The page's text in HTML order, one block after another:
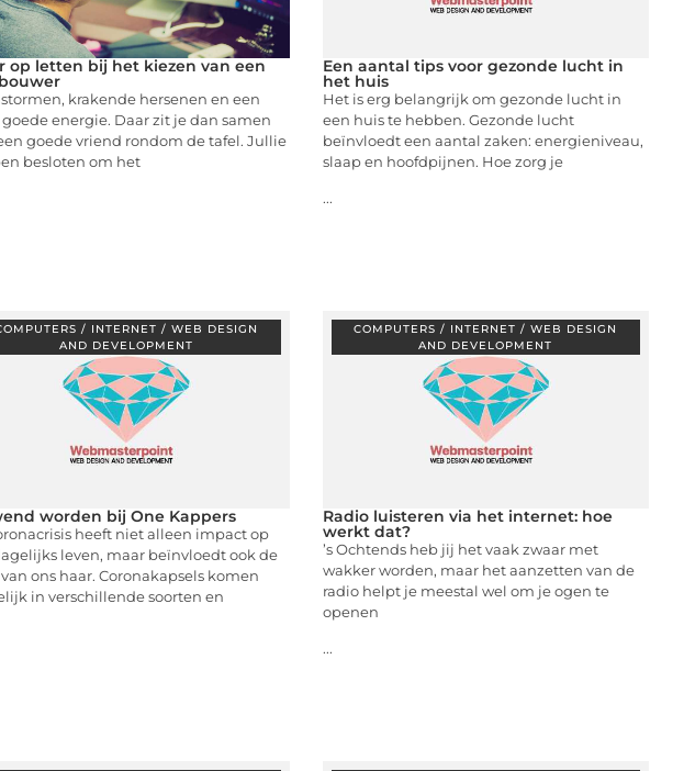
op letten bij het kiezen van een
krakende hersenen en een
goede energie. Daar zit je dan samen
goede vriend rondom de tafel. Jullie
besloten om het
Een aantal tips voor gezonde lucht in
het huis
Het is erg belangrijk om gezonde lucht in
een huis te hebben. Gezonde lucht
beïnvloedt een aantal zaken: energieniveau,
slaap en hoofdpijnen. Hoe zorg je
...
/ INTERNET / WEB DESIGN
AND DEVELOPMENT
worden bij One Kappers
heeft niet alleen impact op
leven, maar beïnvloedt ook de
ons haar. Coronakapsels komen
in verschillende soorten en
COMPUTERS / INTERNET / WEB DESIGN
AND DEVELOPMENT
Radio luisteren via het internet: hoe
werkt dat?
’s Ochtends heb jij het vaak zwaar met
wakker worden, maar het aanzetten van de
radio helpt je meestal wel om je ogen te
openen
...